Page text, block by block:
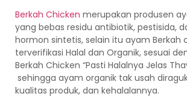
Berkah Chicken merupakan produsen
yang bebas residu antibiotik, pestisida,
hormon sintetis, selain itu ayam Berkah
terverifikasi Halal dan Organik, sesuai
Berkah Chicken “Pasti Halalnya Jelas
sehingga ayam organik tak usah
kualitas produk, dan kehalalannya.